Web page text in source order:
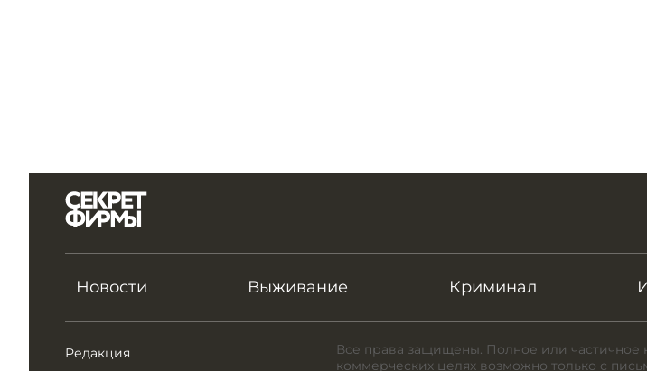
Новости Выживание Криминал
Редакция
Все права защищены. Полное или частичное
коммерческих целях возможно только с